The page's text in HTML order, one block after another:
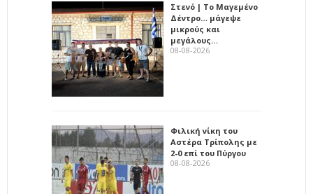
Στενό | Το Μαγεμένο
Δέντρο… μάγεψε
μικρούς και
μεγάλους…
08-08-2026
Φιλική νίκη του
Αστέρα Τρίπολης με
2-0 επί του Πύργου
08-08-2026